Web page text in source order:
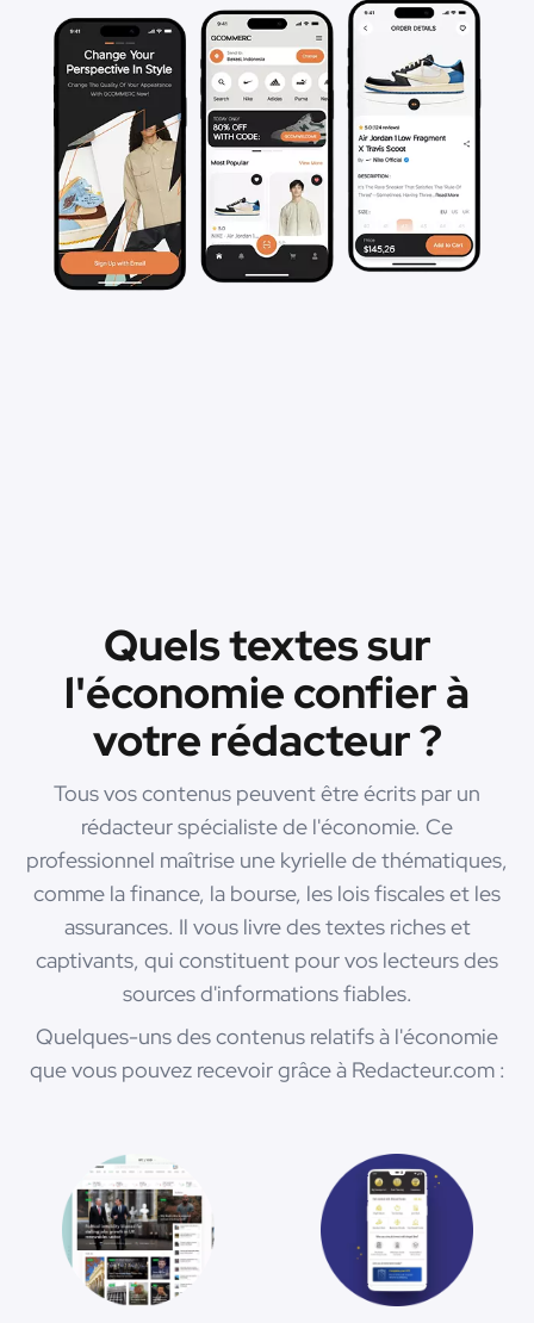
Quels textes sur
l'économie confier à
votre rédacteur ?
Tous vos contenus peuvent être écrits par un
rédacteur spécialiste de l'économie. Ce
professionnel maîtrise une kyrielle de thématiques,
comme la finance, la bourse, les lois fiscales et les
assurances. Il vous livre des textes riches et
captivants, qui constituent pour vos lecteurs des
sources d'informations fiables.
Quelques-uns des contenus relatifs à l'économie
que vous pouvez recevoir grâce à Redacteur.com :